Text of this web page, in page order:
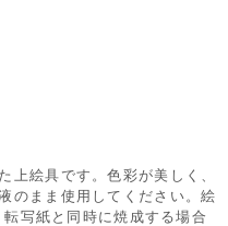
上絵具です。色彩が美しく、
のまま使用してください。絵
写紙と同時に焼成する場合